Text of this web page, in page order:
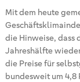
Mit dem heute
die Hinweise, dass
Jahreshälfte
die Preise für
bundesweit um 4,8